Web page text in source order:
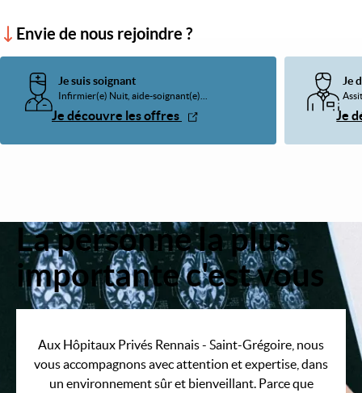
Envie de nous rejoindre ?
Je suis soignant
Infirmier(e) Nuit, aide-soignant(e)...
Je découvre les offres
Je
Je
Image
La personne la plus
importante c'est vous
Aux Hôpitaux Privés Rennais - Saint-Grégoire, nous
vous accompagnons avec attention et expertise, dans
un environnement sûr et bienveillant. Parce que